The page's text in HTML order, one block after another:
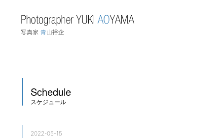
Schedule
スケジュール
2022-05-15